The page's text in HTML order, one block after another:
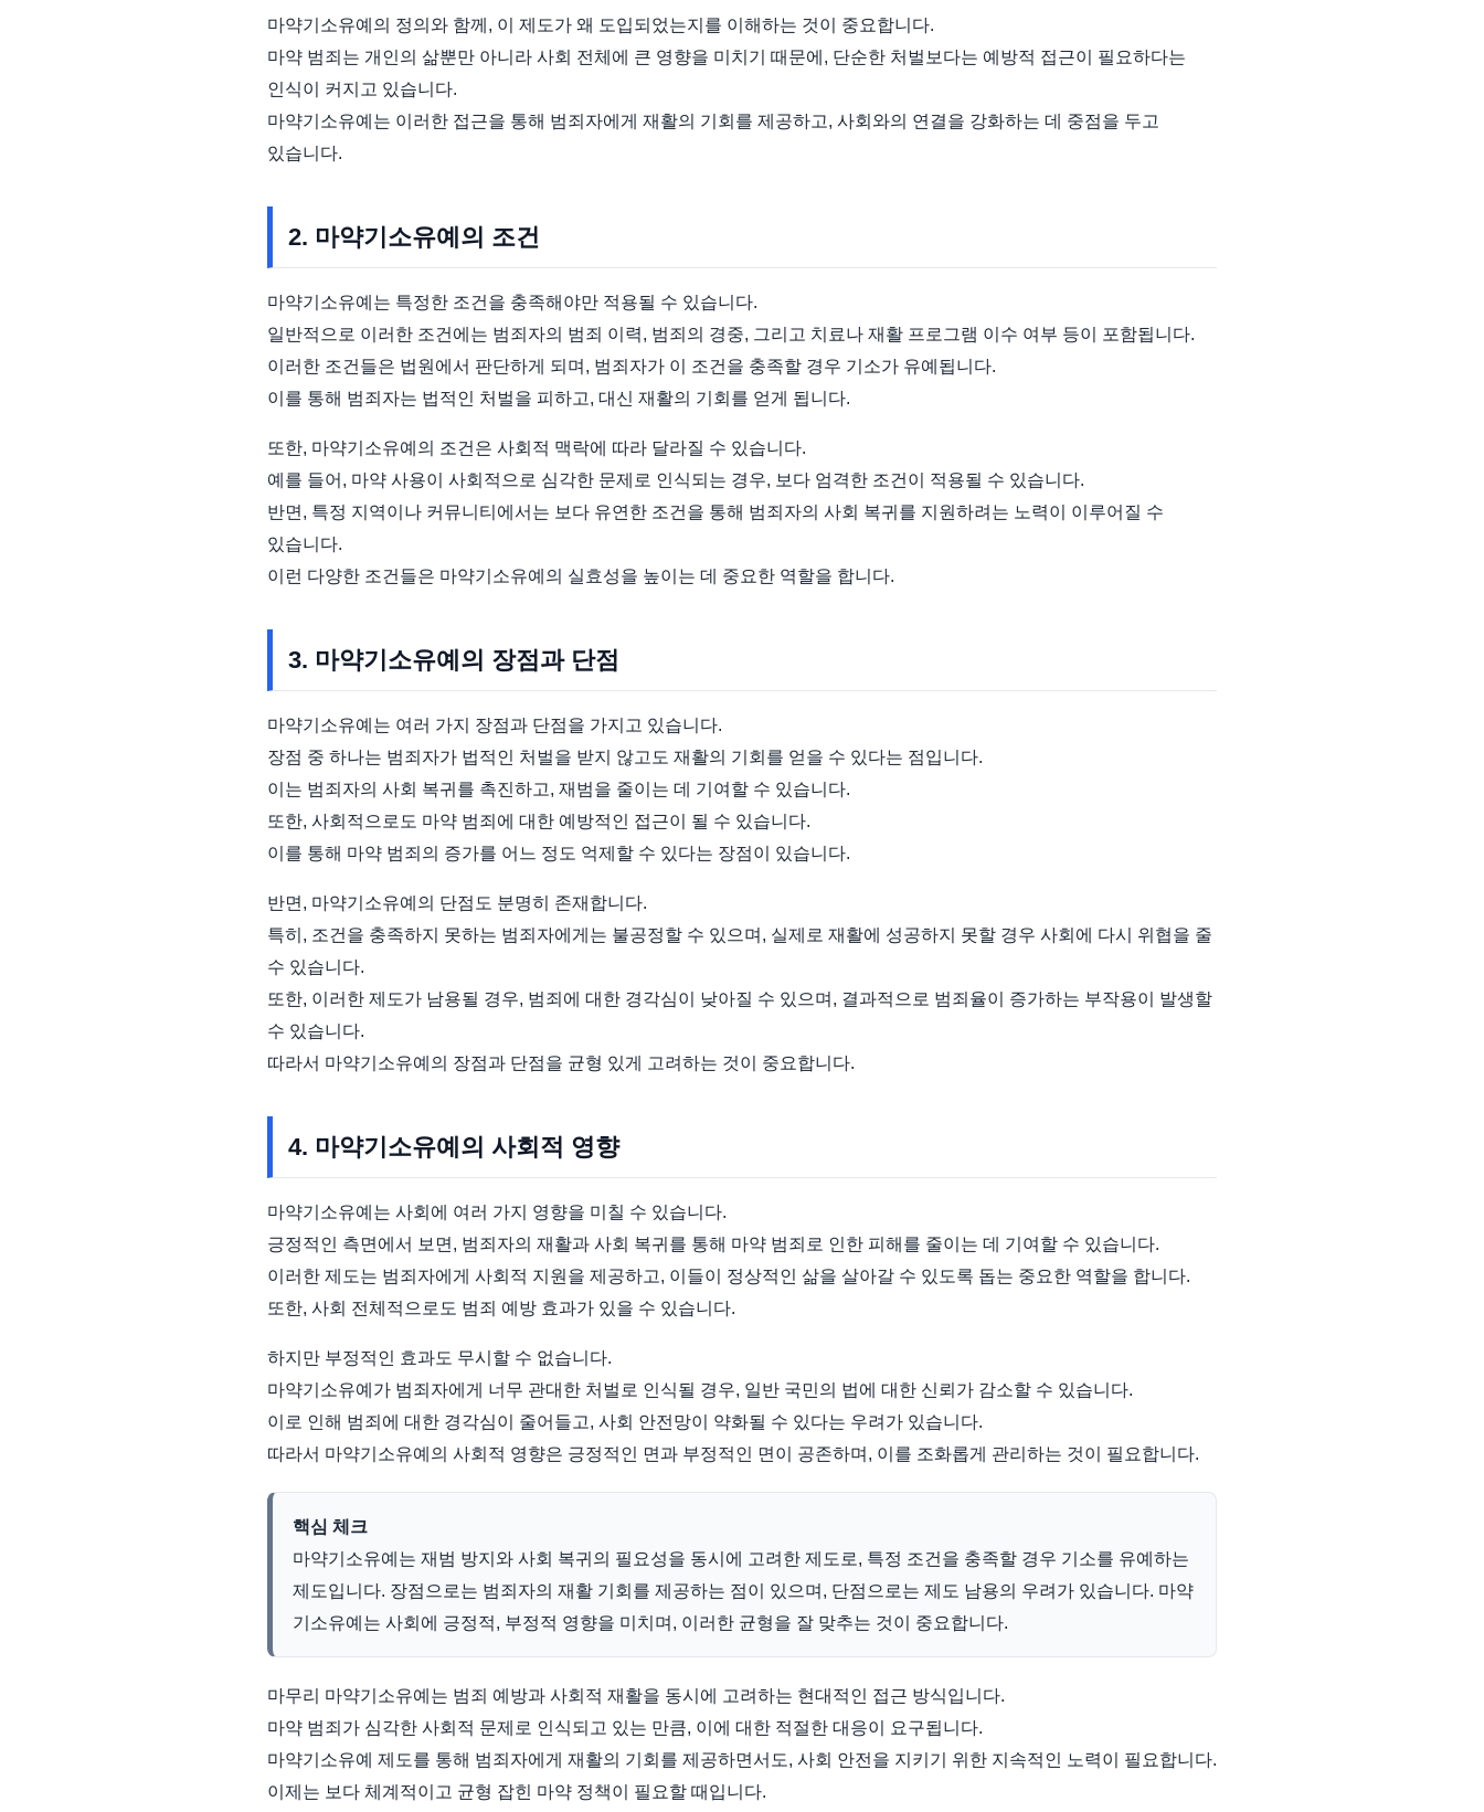
마약기소유예의 정의와 함께, 이 제도가 왜 도입되었는지를 이해하는 것이 중요합니다.
마약 범죄는 개인의 삶뿐만 아니라 사회 전체에 큰 영향을 미치기 때문에, 단순한 처벌보다는 예방적 접근이 필요하다는
인식이 커지고 있습니다.
마약기소유예는 이러한 접근을 통해 범죄자에게 재활의 기회를 제공하고, 사회와의 연결을 강화하는 데 중점을 두고
있습니다.
2. 마약기소유예의 조건
마약기소유예는 특정한 조건을 충족해야만 적용될 수 있습니다.
일반적으로 이러한 조건에는 범죄자의 범죄 이력, 범죄의 경중, 그리고 치료나 재활 프로그램 이수 여부 등이 포함됩니다.
이러한 조건들은 법원에서 판단하게 되며, 범죄자가 이 조건을 충족할 경우 기소가 유예됩니다.
이를 통해 범죄자는 법적인 처벌을 피하고, 대신 재활의 기회를 얻게 됩니다.
또한, 마약기소유예의 조건은 사회적 맥락에 따라 달라질 수 있습니다.
예를 들어, 마약 사용이 사회적으로 심각한 문제로 인식되는 경우, 보다 엄격한 조건이 적용될 수 있습니다.
반면, 특정 지역이나 커뮤니티에서는 보다 유연한 조건을 통해 범죄자의 사회 복귀를 지원하려는 노력이 이루어질 수
있습니다.
이런 다양한 조건들은 마약기소유예의 실효성을 높이는 데 중요한 역할을 합니다.
3. 마약기소유예의 장점과 단점
마약기소유예는 여러 가지 장점과 단점을 가지고 있습니다.
장점 중 하나는 범죄자가 법적인 처벌을 받지 않고도 재활의 기회를 얻을 수 있다는 점입니다.
이는 범죄자의 사회 복귀를 촉진하고, 재범을 줄이는 데 기여할 수 있습니다.
또한, 사회적으로도 마약 범죄에 대한 예방적인 접근이 될 수 있습니다.
이를 통해 마약 범죄의 증가를 어느 정도 억제할 수 있다는 장점이 있습니다.
반면, 마약기소유예의 단점도 분명히 존재합니다.
특히, 조건을 충족하지 못하는 범죄자에게는 불공정할 수 있으며, 실제로 재활에 성공하지 못할 경우 사회에 다시 위협을 줄
수 있습니다.
또한, 이러한 제도가 남용될 경우, 범죄에 대한 경각심이 낮아질 수 있으며, 결과적으로 범죄율이 증가하는 부작용이 발생할
수 있습니다.
따라서 마약기소유예의 장점과 단점을 균형 있게 고려하는 것이 중요합니다.
4. 마약기소유예의 사회적 영향
마약기소유예는 사회에 여러 가지 영향을 미칠 수 있습니다.
긍정적인 측면에서 보면, 범죄자의 재활과 사회 복귀를 통해 마약 범죄로 인한 피해를 줄이는 데 기여할 수 있습니다.
이러한 제도는 범죄자에게 사회적 지원을 제공하고, 이들이 정상적인 삶을 살아갈 수 있도록 돕는 중요한 역할을 합니다.
또한, 사회 전체적으로도 범죄 예방 효과가 있을 수 있습니다.
하지만 부정적인 효과도 무시할 수 없습니다.
마약기소유예가 범죄자에게 너무 관대한 처벌로 인식될 경우, 일반 국민의 법에 대한 신뢰가 감소할 수 있습니다.
이로 인해 범죄에 대한 경각심이 줄어들고, 사회 안전망이 약화될 수 있다는 우려가 있습니다.
따라서 마약기소유예의 사회적 영향은 긍정적인 면과 부정적인 면이 공존하며, 이를 조화롭게 관리하는 것이 필요합니다.
핵심 체크
마약기소유예는 재범 방지와 사회 복귀의 필요성을 동시에 고려한 제도로, 특정 조건을 충족할 경우 기소를 유예하는
제도입니다. 장점으로는 범죄자의 재활 기회를 제공하는 점이 있으며, 단점으로는 제도 남용의 우려가 있습니다. 마약
기소유예는 사회에 긍정적, 부정적 영향을 미치며, 이러한 균형을 잘 맞추는 것이 중요합니다.
마무리 마약기소유예는 범죄 예방과 사회적 재활을 동시에 고려하는 현대적인 접근 방식입니다.
마약 범죄가 심각한 사회적 문제로 인식되고 있는 만큼, 이에 대한 적절한 대응이 요구됩니다.
마약기소유예 제도를 통해 범죄자에게 재활의 기회를 제공하면서도, 사회 안전을 지키기 위한 지속적인 노력이 필요합니다.
이제는 보다 체계적이고 균형 잡힌 마약 정책이 필요할 때입니다.